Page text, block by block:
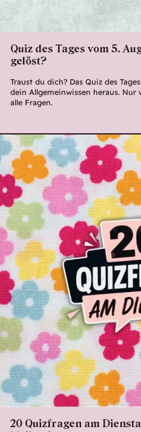
Quiz des Tages vom 5.
gelöst?
Traust du dich? Das Quiz des
dein Allgemeinwissen heraus.
alle Fragen.
20 Quizfragen am